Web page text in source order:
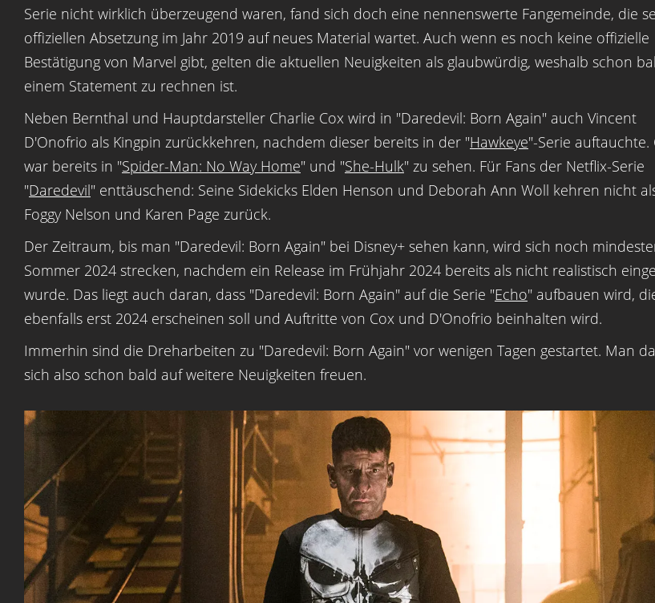
Serie nicht wirklich überzeugend waren, fand sich doch eine nennenswerte Fangemeinde, die
offiziellen Absetzung im Jahr 2019 auf neues Material wartet. Auch wenn es noch keine offizielle
Bestätigung von Marvel gibt, gelten die aktuellen Neuigkeiten als glaubwürdig, weshalb schon
einem Statement zu rechnen ist.
Neben Bernthal und Hauptdarsteller Charlie Cox wird in "Daredevil: Born Again" auch Vincent
D'Onofrio als Kingpin zurückkehren, nachdem dieser bereits in der "Hawkeye"-Serie auftauchte.
war bereits in "Spider-Man: No Way Home" und "She-Hulk" zu sehen. Für Fans der Netflix-Serie
"Daredevil" enttäuschend: Seine Sidekicks Elden Henson und Deborah Ann Woll kehren nicht
Foggy Nelson und Karen Page zurück.
Der Zeitraum, bis man "Daredevil: Born Again" bei Disney+ sehen kann, wird sich noch
Sommer 2024 strecken, nachdem ein Release im Frühjahr 2024 bereits als nicht realistisch
wurde. Das liegt auch daran, dass "Daredevil: Born Again" auf die Serie "Echo" aufbauen wird,
ebenfalls erst 2024 erscheinen soll und Auftritte von Cox und D'Onofrio beinhalten wird.
Immerhin sind die Dreharbeiten zu "Daredevil: Born Again" vor wenigen Tagen gestartet. Man
sich also schon bald auf weitere Neuigkeiten freuen.